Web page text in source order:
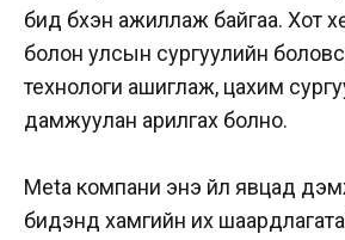
бид бүхэн ажиллаж байгаа. Хот
болон улсын сургуулийн
технологи ашиглаж, цахим
дамжуулан арилгах болно.
Меtа компани энэ үйл явцад
бидэнд хамгийн их